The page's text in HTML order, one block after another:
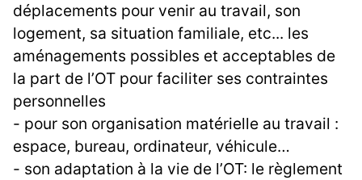
déplacements pour venir au travail, son
logement, sa situation familiale, etc... les
aménagements possibles et acceptables de
la part de l’OT pour faciliter ses contraintes
personnelles
- pour son organisation matérielle au travail :
espace, bureau, ordinateur, véhicule…
- son adaptation à la vie de l’OT: le règlement